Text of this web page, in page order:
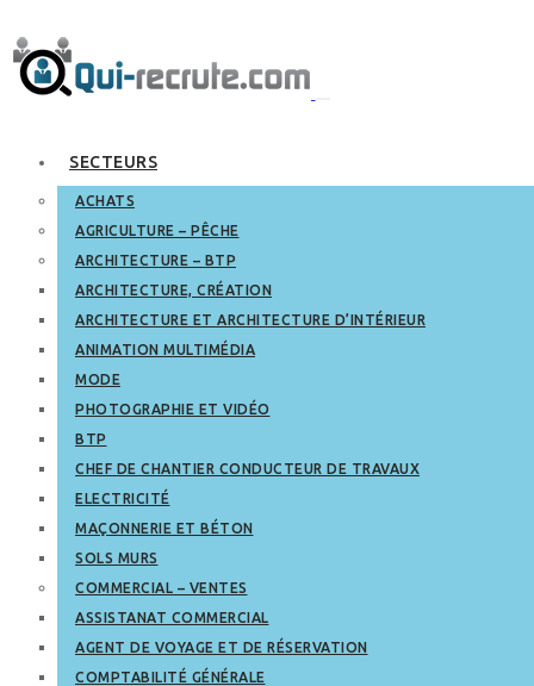
SECTEURS
ACHATS
AGRICULTURE – PÊCHE
ARCHITECTURE – BTP
ARCHITECTURE, CRÉATION
ARCHITECTURE ET ARCHITECTURE D’INTÉRIEUR
ANIMATION MULTIMÉDIA
MODE
PHOTOGRAPHIE ET VIDÉO
BTP
CHEF DE CHANTIER CONDUCTEUR DE TRAVAUX
ELECTRICITÉ
MAÇONNERIE ET BÉTON
SOLS MURS
COMMERCIAL – VENTES
ASSISTANAT COMMERCIAL
AGENT DE VOYAGE ET DE RÉSERVATION
COMPTABILITÉ GÉNÉRALE